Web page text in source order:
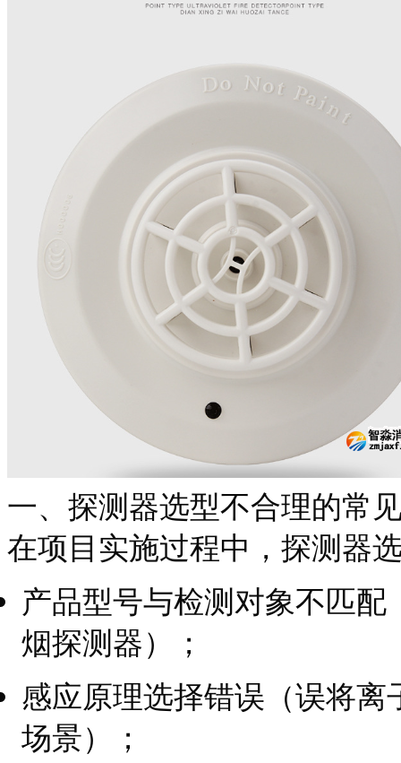
一、探测器选型不合理的常
在项目实施过程中，探测器
产品型号与检测对象不匹
烟探测器）；
感应原理选择错误（误将
场景）；